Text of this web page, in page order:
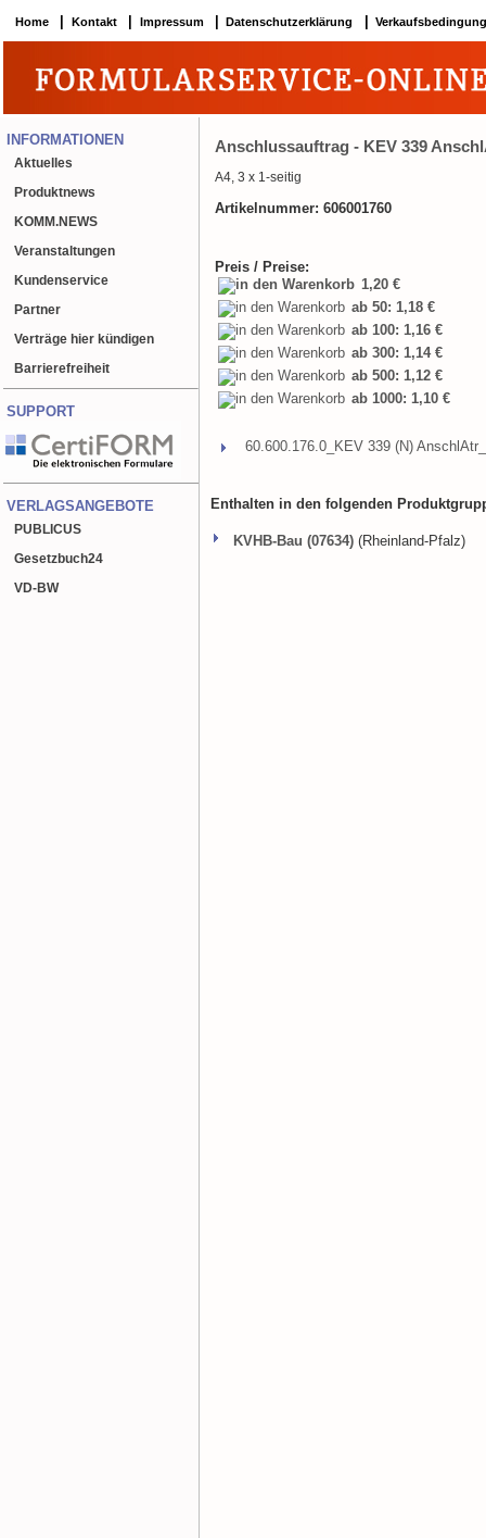
Home Kontakt Impressum Datenschutzerklärung
INFORMATIONEN
Aktuelles
Produktnews
KOMM.NEWS
Veranstaltungen
Kundenservice
Partner
Verträge hier kündigen
Barrierefreiheit
SUPPORT
VERLAGSANGEBOTE
PUBLICUS
Gesetzbuch24
VD-BW
Anschlussauftrag - KEV 339
A4, 3 x 1-seitig
Artikelnummer: 606001760
Preis / Preise:
1,20 €
ab 50: 1,18 €
ab 100: 1,16 €
ab 300: 1,14 €
ab 500: 1,12 €
ab 1000: 1,10 €
60.600.176.0_KEV 339 (N)
Enthalten in den folgenden
KVHB-Bau (07634) (Rheinland-Pfalz)